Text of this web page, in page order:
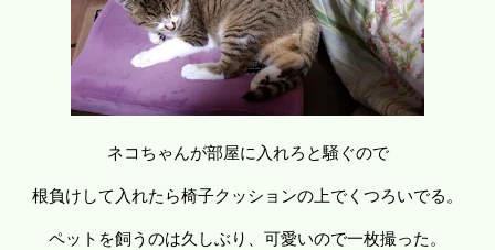
ネコちゃんが部屋に入れろと騒ぐので
根負けして入れたら椅子クッションの上でくつろいでる。
ペットを飼うのは久しぶり、可愛いので一枚撮った。